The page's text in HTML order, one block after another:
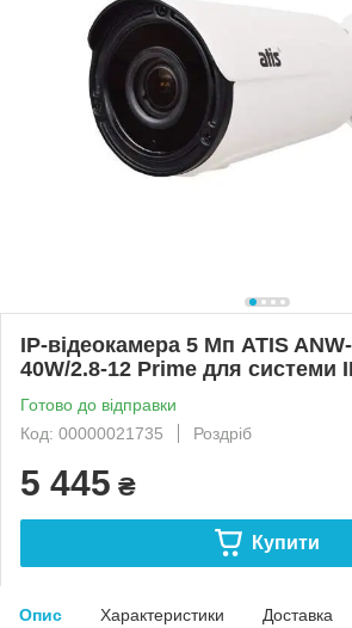
IP-відеокамера 5 Мп ATIS
40W/2.8-12 Prime для системи
Готово до відправки
Код: 00000021735
Роздріб
5 445 ₴
Купити
Опис Характеристики Доставка